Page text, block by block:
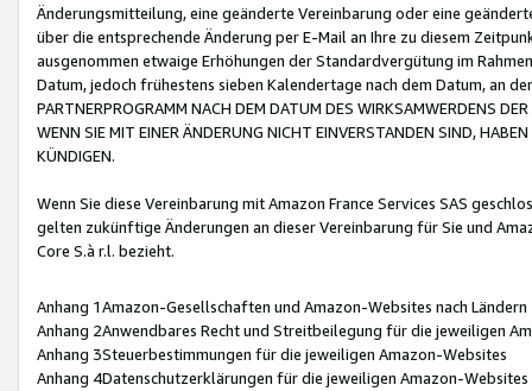
Änderungsmitteilung, eine geänderte Vereinbarung oder eine
über die entsprechende Änderung per E-Mail an Ihre zu diesem
ausgenommen etwaige Erhöhungen der Standardvergütung im
Datum, jedoch frühestens sieben Kalendertage nach dem Datum, an
PARTNERPROGRAMM NACH DEM DATUM DES WIRKSAMWERDENS
WENN SIE MIT EINER ÄNDERUNG NICHT EINVERSTANDEN SIND,
KÜNDIGEN.
Wenn Sie diese Vereinbarung mit Amazon France Services SAS
gelten zukünftige Änderungen an dieser Vereinbarung für Sie und
Core S.à r.l. bezieht.
Anhang 1Amazon-Gesellschaften und Amazon-Websites nach Ländern
Anhang 2Anwendbares Recht und Streitbeilegung für die jeweiligen
Anhang 3Steuerbestimmungen für die jeweiligen Amazon-Websites
Anhang 4Datenschutzerklärungen für die jeweiligen Amazon-Websites